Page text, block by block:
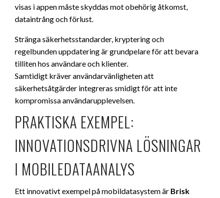
visas i appen måste skyddas mot obehörig åtkomst,
dataintrång och förlust.
Stränga säkerhetsstandarder, kryptering och
regelbunden uppdatering är grundpelare för att bevara
tilliten hos användare och klienter.
Samtidigt kräver användarvänligheten att
säkerhetsåtgärder integreras smidigt för att inte
kompromissa användarupplevelsen.
PRAKTISKA EXEMPEL:
INNOVATIONSDRIVNA LÖSNINGAR
I MOBILEDATAANALYS
Ett innovativt exempel på mobildatasystem är Brisk